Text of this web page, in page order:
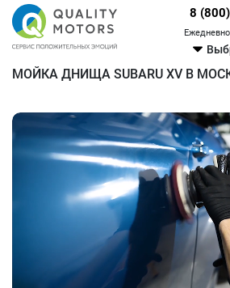
8
МОЙКА ДНИЩА SUBARU XV В